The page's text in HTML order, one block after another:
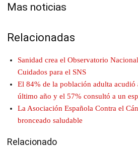
Mas noticias
Relacionadas
Sanidad crea el Observatorio
Cuidados para el SNS
El 84% de la población adulta acudió
último año y el 57% consultó a un
La Asociación Española Contra el
bronceado saludable
Relacionado